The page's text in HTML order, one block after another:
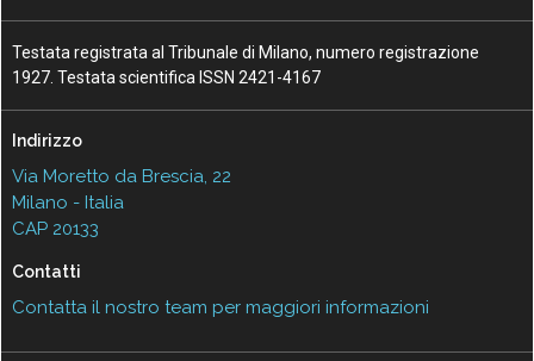
Testata registrata al Tribunale di Milano, numero registrazione
1927. Testata scientifica ISSN 2421-4167
Indirizzo
Via Moretto da Brescia, 22
Milano - Italia
CAP 20133
Contatti
Contatta il nostro team per maggiori informazioni